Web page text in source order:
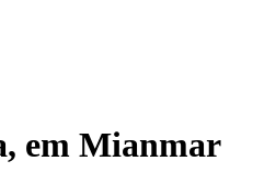
em Mianmar